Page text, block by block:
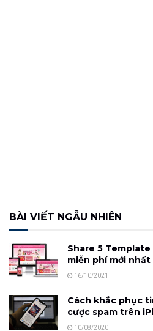
BÀI VIẾT NGẪU NHIÊN
Share 5
miễn phí mới nhất
16/10/2021
Cách khắc phục
cược spam trên
10/08/2020